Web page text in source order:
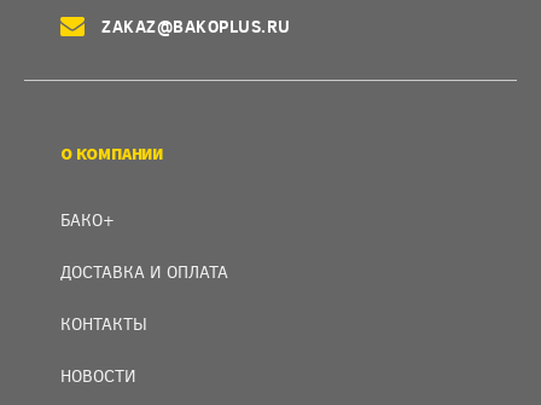
ZAKAZ@BAKOPLUS.RU
О КОМПАНИИ
БАКО+
ДОСТАВКА И ОПЛАТА
КОНТАКТЫ
НОВОСТИ